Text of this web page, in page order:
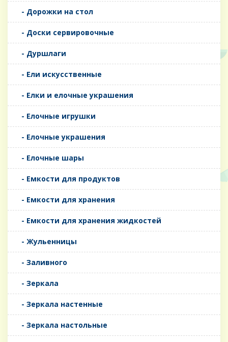
- Дорожки на стол
- Доски сервировочные
- Дуршлаги
- Ели искусственные
- Елки и елочные украшения
- Елочные игрушки
- Елочные украшения
- Елочные шары
- Емкости для продуктов
- Емкости для хранения
- Емкости для хранения жидкостей
- Жульенницы
- Заливного
- Зеркала
- Зеркала настенные
- Зеркала настольные